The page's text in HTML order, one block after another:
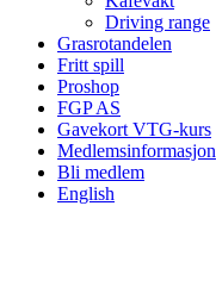
Driving range
Grasrotandelen
Fritt spill
Proshop
FGP AS
Gavekort VTG-kurs
Medlemsinformasjon
Bli medlem
English